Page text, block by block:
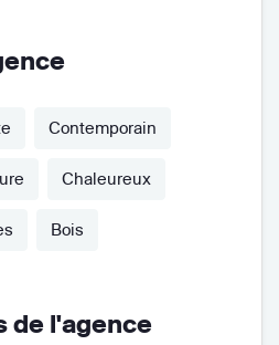
Contemporain
Chaleureux
Bois
de l'agence